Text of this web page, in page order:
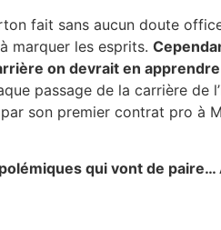
fait sans aucun doute
marquer les esprits.
on devrait en
passage de la carrière de
son premier contrat pro à
qui vont de